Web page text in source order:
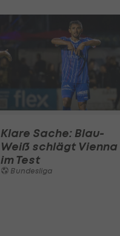
Klare Sache: Blau-
Weiß schlägt Vienna
im Test
Bundesliga